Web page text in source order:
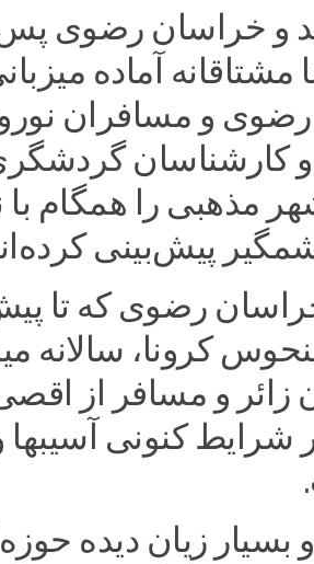
آماده
رضوی و مسافران
کارشناسان
مذهبی را همگام با
رضوی که تا
کرونا، سالانه
۳۰ میلیون زائر و مسافر از
شرایط کنونی
بسیار زیان دیده